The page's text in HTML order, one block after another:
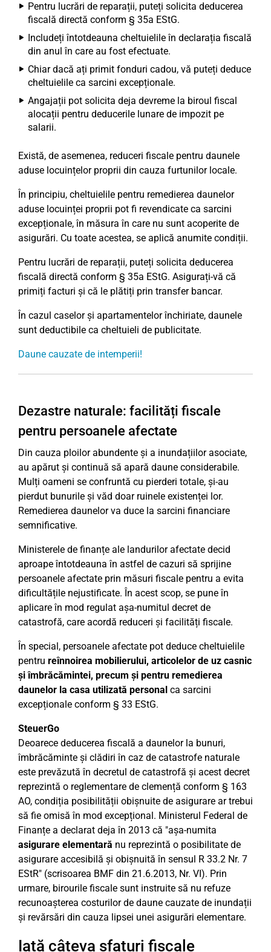
Pentru lucrări de reparații, puteți solicita deducerea
fiscală directă conform § 35a EStG.
Includeți întotdeauna cheltuielile în declarația fiscală
din anul în care au fost efectuate.
Chiar dacă ați primit fonduri cadou, vă puteți deduce
cheltuielile ca sarcini excepționale.
Angajații pot solicita deja devreme la biroul fiscal
alocații pentru deducerile lunare de impozit pe
salarii.
Există, de asemenea, reduceri fiscale pentru daunele
aduse locuințelor proprii din cauza furtunilor locale.
În principiu, cheltuielile pentru remedierea daunelor
aduse locuinței proprii pot fi revendicate ca sarcini
excepționale, în măsura în care nu sunt acoperite de
asigurări. Cu toate acestea, se aplică anumite condiții.
Pentru lucrări de reparații, puteți solicita deducerea
fiscală directă conform § 35a EStG. Asigurați-vă că
primiți facturi și că le plătiți prin transfer bancar.
În cazul caselor și apartamentelor închiriate, daunele
sunt deductibile ca cheltuieli de publicitate.
Daune cauzate de intemperii!
Dezastre naturale: facilități fiscale
pentru persoanele afectate
Din cauza ploilor abundente și a inundațiilor asociate,
au apărut și continuă să apară daune considerabile.
Mulți oameni se confruntă cu pierderi totale, și-au
pierdut bunurile și văd doar ruinele existenței lor.
Remedierea daunelor va duce la sarcini financiare
semnificative.
Ministerele de finanțe ale landurilor afectate decid
aproape întotdeauna în astfel de cazuri să sprijine
persoanele afectate prin măsuri fiscale pentru a evita
dificultățile nejustificate. În acest scop, se pune în
aplicare în mod regulat așa-numitul decret de
catastrofă, care acordă reduceri și facilități fiscale.
În special, persoanele afectate pot deduce cheltuielile
pentru reînnoirea mobilierului, articolelor de uz casnic
și îmbrăcămintei, precum și pentru remedierea
daunelor la casa utilizată personal ca sarcini
excepționale conform § 33 EStG.
SteuerGo
Deoarece deducerea fiscală a daunelor la bunuri,
îmbrăcăminte și clădiri în caz de catastrofe naturale
este prevăzută în decretul de catastrofă și acest decret
reprezintă o reglementare de clemență conform § 163
AO, condiția posibilității obișnuite de asigurare ar trebui
să fie omisă în mod excepțional. Ministerul Federal de
Finanțe a declarat deja în 2013 că "așa-numita
asigurare elementară nu reprezintă o posibilitate de
asigurare accesibilă și obișnuită în sensul R 33.2 Nr. 7
EStR" (scrisoarea BMF din 21.6.2013, Nr. VI). Prin
urmare, birourile fiscale sunt instruite să nu refuze
recunoașterea costurilor de daune cauzate de inundații
și revărsări din cauza lipsei unei asigurări elementare.
Iată câteva sfaturi fiscale